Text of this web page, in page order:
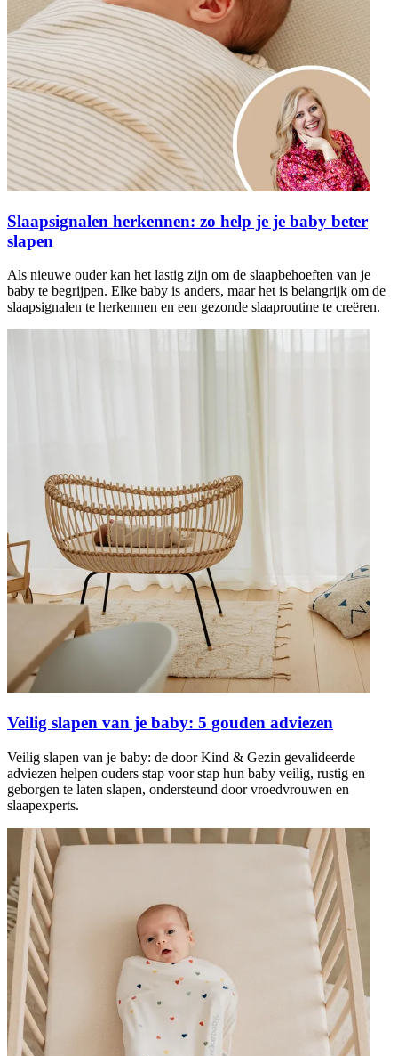
Slaapsignalen herkennen: zo help je je baby beter
slapen
Als nieuwe ouder kan het lastig zijn om de slaapbehoeften van je
baby te begrijpen. Elke baby is anders, maar het is belangrijk om de
slaapsignalen te herkennen en een gezonde slaaproutine te creëren.
Veilig slapen van je baby: 5 gouden adviezen
Veilig slapen van je baby: de door Kind & Gezin gevalideerde
adviezen helpen ouders stap voor stap hun baby veilig, rustig en
geborgen te laten slapen, ondersteund door vroedvrouwen en
slaapexperts.